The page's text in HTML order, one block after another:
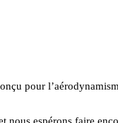
pour
nous espérons faire